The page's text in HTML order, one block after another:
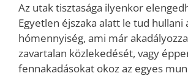
Az utak tisztasága ilyenkor
Egyetlen éjszaka alatt le tud hullani
hómennyiség, ami már
zavartalan közlekedését, vagy
fennakadásokat okoz az egyes